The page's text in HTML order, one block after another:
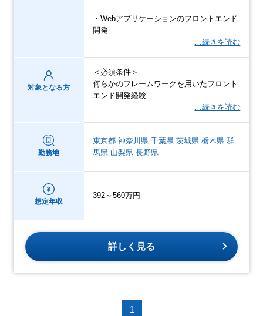
・Webアプリケーションのフロントエンド
開発
…続きを読む
対象となる方
＜必須条件＞
何らかのフレームワークを用いたフロント
エンド開発経験
…続きを読む
勤務地
東京都 神奈川県 千葉県 茨城県 栃木県 群
馬県 山梨県 長野県
想定年収
392～560万円
詳しく見る
1